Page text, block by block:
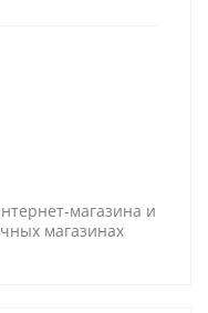
магазина и
магазинах